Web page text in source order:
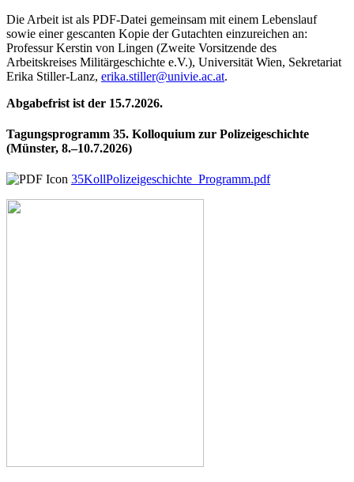
Die Arbeit ist als PDF-Datei gemeinsam mit einem Lebenslauf
sowie einer gescanten Kopie der Gutachten einzureichen an:
Professur Kerstin von Lingen (Zweite Vorsitzende des
Arbeitskreises Militärgeschichte e.V.), Universität Wien, Sekretariat
Erika Stiller-Lanz, erika.stiller@univie.ac.at.
Abgabefrist ist der 15.7.2026.
Tagungsprogramm 35. Kolloquium zur Polizeigeschichte
(Münster, 8.–10.7.2026)
35KollPolizeigeschichte_Programm.pdf